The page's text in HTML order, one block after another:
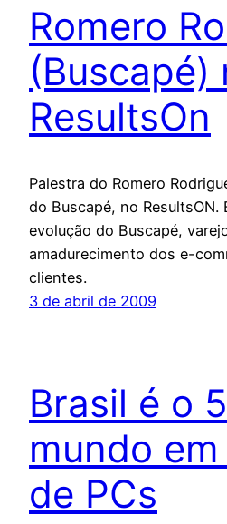
Romero
(Buscapé)
ResultsOn
Palestra do Romero
do Buscapé, no ResultsON.
evolução do Buscapé,
amadurecimento dos e-
clientes.
3 de abril de 2009
Brasil é o
mundo
de PCs